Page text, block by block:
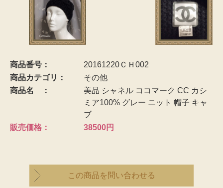
商品番号：
20161220ＣＨ002
商品カテゴリ：
その他
商品名 ：
美品 シャネル ココマーク CC カシ
ミア100% グレー ニット 帽子 キャ
ブ
販売価格：
38500円
この商品を問い合わせる
お買い物方法
ご委託方法
委託料について
よくあるご質問
お知らせ